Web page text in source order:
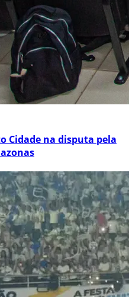
Cidade na disputa pela